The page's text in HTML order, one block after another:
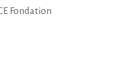
Fondation